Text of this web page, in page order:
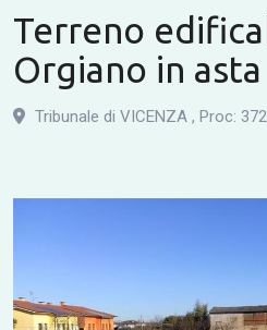
Terreno
Orgiano in asta
Tribunale di VICENZA , Proc: 372